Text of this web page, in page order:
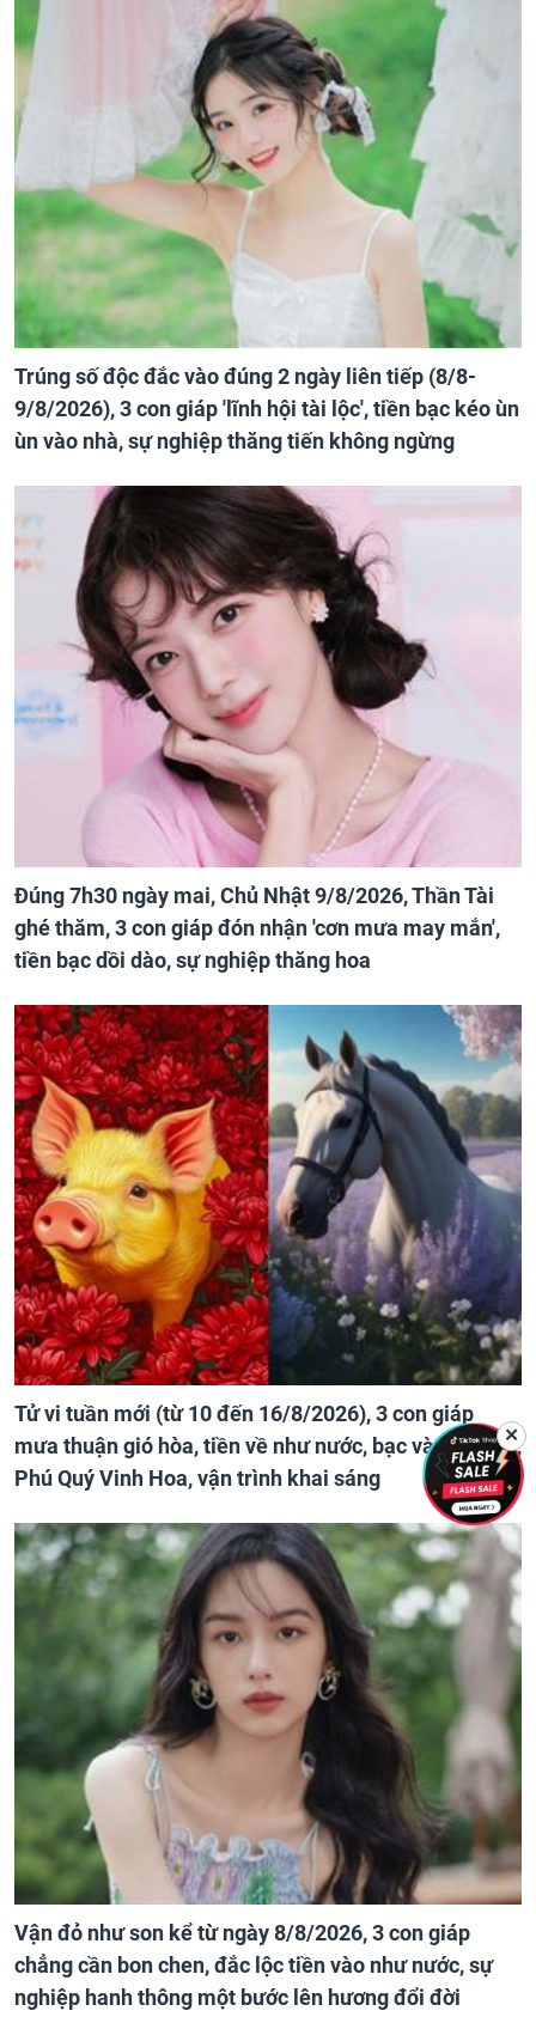
Trúng số độc đắc vào đúng 2 ngày liên tiếp (8/8-
9/8/2026), 3 con giáp 'lĩnh hội tài lộc', tiền bạc kéo ùn
ùn vào nhà, sự nghiệp thăng tiến không ngừng
Đúng 7h30 ngày mai, Chủ Nhật 9/8/2026, Thần Tài
ghé thăm, 3 con giáp đón nhận 'cơn mưa may mắn',
tiền bạc dồi dào, sự nghiệp thăng hoa
Tử vi tuần mới (từ 10 đến 16/8/2026), 3 con giáp
mưa thuận gió hòa, tiền về như nước, bạc vàng dư dả,
Phú Quý Vinh Hoa, vận trình khai sáng
Vận đỏ như son kể từ ngày 8/8/2026, 3 con giáp
chẳng cần bon chen, đắc lộc tiền vào như nước, sự
nghiệp hanh thông một bước lên hương đổi đời
✕